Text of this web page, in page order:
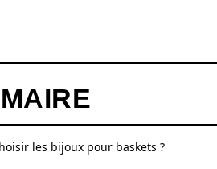
les bijoux pour baskets ?